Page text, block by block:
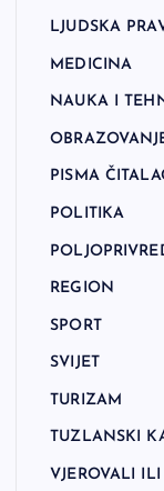
LJUDSKA
MEDICINA
NAUKA I
PISMA
POLITIKA
REGION
SPORT
SVIJET
TURIZAM
TUZLANSKI
VJEROVALI